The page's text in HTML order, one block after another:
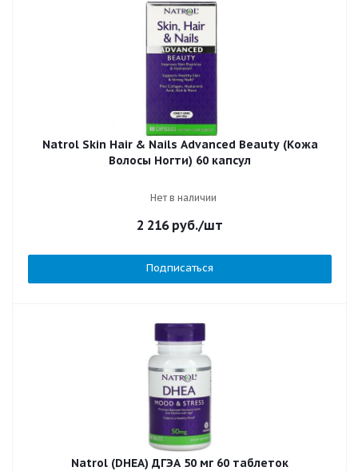
Natrol Skin Hair & Nails Advanced Beauty (Кожа
Волосы Ногти) 60 капсул
Нет в наличии
2 216руб./шт
Подписаться
Natrol (DHEA) ДГЭА 50 мг 60 таблеток